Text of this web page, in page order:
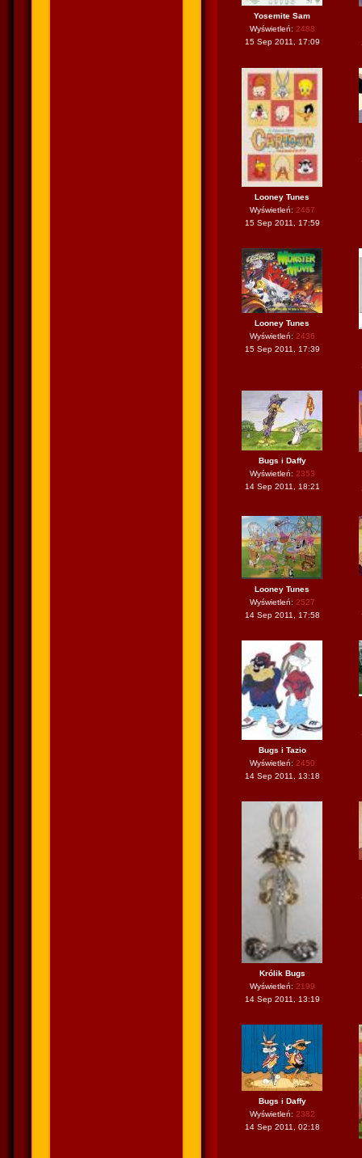
Yosemite Sam
Wyświetleń: 2488
15 Sep 2011, 17:09
Looney Tunes
Wyświetleń: 2467
15 Sep 2011, 17:59
Looney Tunes
Wyświetleń: 2436
15 Sep 2011, 17:39
Bugs i Daffy
Wyświetleń: 2353
14 Sep 2011, 18:21
Looney Tunes
Wyświetleń: 2527
14 Sep 2011, 17:58
Bugs i Tazio
Wyświetleń: 2450
14 Sep 2011, 13:18
Królik Bugs
Wyświetleń: 2199
14 Sep 2011, 13:19
Bugs i Daffy
Wyświetleń: 2382
14 Sep 2011, 02:18